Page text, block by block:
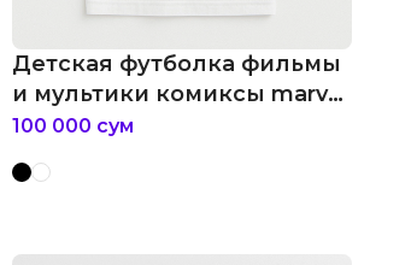
Детская футболка фильмы
и мультики комиксы marvel
танос infinity
100 000 сум